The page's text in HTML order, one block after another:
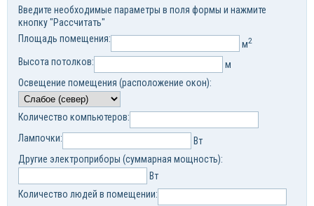
Введите необходимые параметры в поля формы и нажмите
кнопку "Рассчитать"
Площадь помещения:
м2
Высота потолков:
м
Освещение помещения (расположение окон):
Количество компьютеров:
Лампочки:
Вт
Другие электроприборы (суммарная мощность):
Вт
Количество людей в помещении: